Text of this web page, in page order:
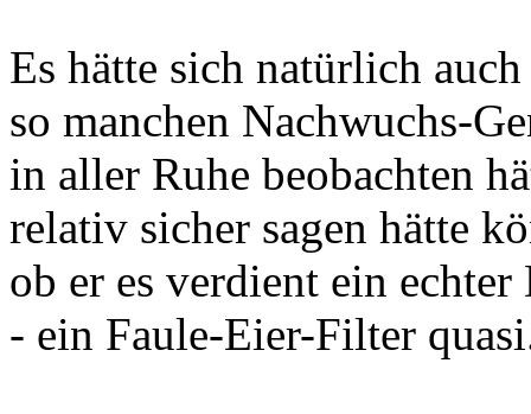
Es hätte sich natürlich
so manchen Nachwuchs-
in aller Ruhe beobachten
relativ sicher sagen hätte
ob er es verdient ein
- ein Faule-Eier-Filter